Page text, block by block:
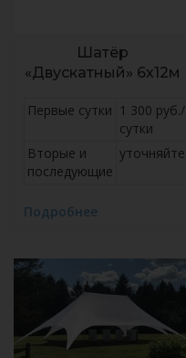
Шатёр
«Двускатный» 6х12м
Первые сутки 1 300 руб./
сутки
Вторые и
последующие
уточняйте
Подробнее